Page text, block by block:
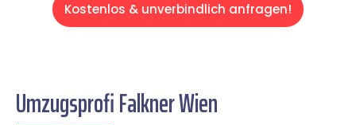
Kostenlos & unverbindlich anfragen!
Umzugsprofi Falkner Wien